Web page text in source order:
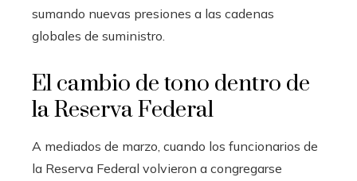
sumando nuevas presiones a las cadenas
globales de suministro.
El cambio de tono dentro de
la Reserva Federal
A mediados de marzo, cuando los funcionarios de
la Reserva Federal volvieron a congregarse